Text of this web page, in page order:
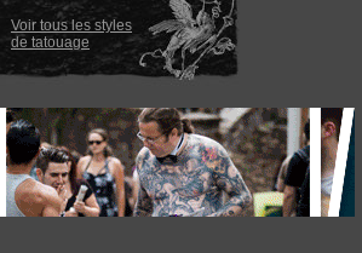
Voir tous les styles
de tatouage